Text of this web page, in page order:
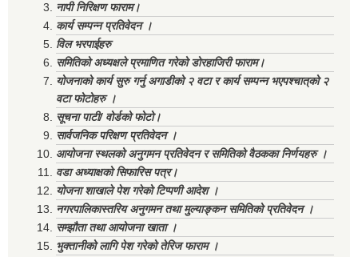
नापी निरिक्षण फाराम।
कार्य सम्पन्न प्रतिवेदन ।
विल भरपाईहरु
समितिको अध्यक्षले प्रमाणित गरेको डोरहाजिरी फाराम।
योजनाको कार्य सुरु गर्नु अगाडीको २ वटा र कार्य सम्पन्न भएपश्चात्‌को २
वटा फोटोहरु ।
सूचना पाटी/ वोर्डको फोटो।
सार्वजनिक परिक्षण प्रतिवेदन ।
आयोजना स्थलको अनुगमन प्रतिवेदन र समितिको वैठकका निर्णयहरु ।
वडा अध्याक्षको सिफारिस पत्र।
योजना शाखाले पेश गरेको टिप्पणी आदेश ।
नगरपालिकास्तरिय अनुगमन तथा मुल्याङ्कन समितिको प्रतिवेदन ।
सम्झौता तथा आयोजना खाता ।
भुक्तानीको लागि पेश गरेको तेरिज फाराम ।